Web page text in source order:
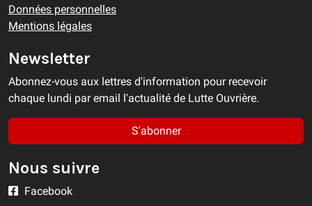
Données personnelles
Mentions légales
Newsletter
Abonnez-vous aux lettres d'information pour recevoir
chaque lundi par email l'actualité de Lutte Ouvrière.
S'abonner
Nous suivre
Facebook